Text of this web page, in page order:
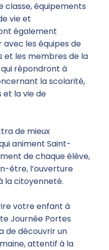
classe, équipements
vie et
également
avec les équipes de
et les membres de la
répondront à
la scolarité,
et la vie de
de mieux
animent Saint-
de chaque élève,
être, l’ouverture
la citoyenneté.
votre enfant à
Journée Portes
de découvrir un
attentif à la